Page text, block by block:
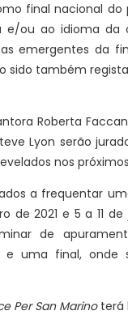
final nacional do
ou ao idioma da
emergentes da
sido também
Roberta
Lyon serão
nos
a frequentar
de 2021 e 5 a 11
de
uma final, onde
Per San Marinoterá